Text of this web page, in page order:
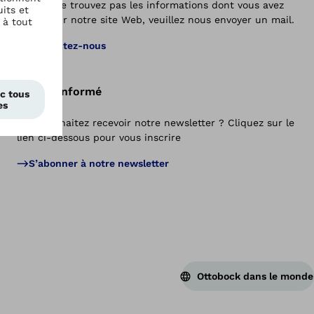
Si vous ne trouvez pas les informations dont vous avez
besoin sur notre site Web, veuillez nous envoyer un mail.
Contactez-nous
Restez informé
Vous souhaitez recevoir notre newsletter ? Cliquez sur le
lien ci-dessous pour vous inscrire
S’abonner à notre newsletter
Ottobock dans le monde